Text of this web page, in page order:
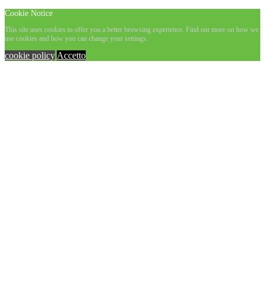
Cookie Notice
This site uses cookies to offer you a better browsing experience. Find out more on how we
use cookies and how you can change your settings.
cookie policy Accetto